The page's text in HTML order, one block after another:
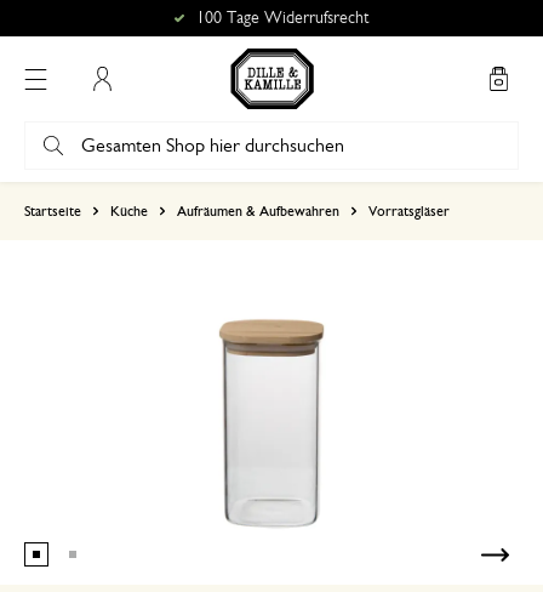
100 Tage Widerrufsrecht
Startseite Küche Aufräumen & Aufbewahren Vorratsgläser